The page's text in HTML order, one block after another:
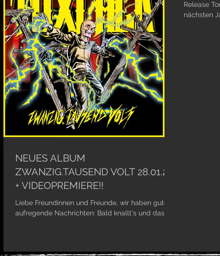
Release
nächsten
NEUES ALBUM
ZWANZIG.TAUSEND VOLT 28.01.22
+ VIDEOPREMIERE!!
Liebe Freundinnen und Freunde, wir haben gute,
aufregende Nachrichten: Bald knallt's und das so